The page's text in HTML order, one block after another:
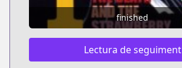
finished
Lectura de seguiment